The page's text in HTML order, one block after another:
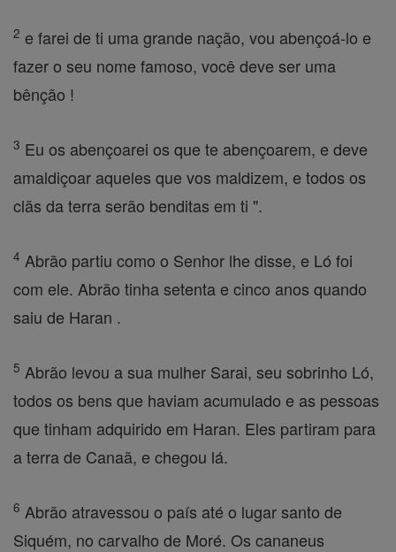
2 e farei de ti uma grande nação, vou abençoá-lo e
fazer o seu nome famoso, você deve ser uma
bênção !
3 Eu os abençoarei os que te abençoarem, e deve
amaldiçoar aqueles que vos maldizem, e todos os
clãs da terra serão benditas em ti ".
4 Abrão partiu como o Senhor lhe disse, e Ló foi
com ele. Abrão tinha setenta e cinco anos quando
saiu de Haran .
5 Abrão levou a sua mulher Sarai, seu sobrinho Ló,
todos os bens que haviam acumulado e as pessoas
que tinham adquirido em Haran. Eles partiram para
a terra de Canaã, e chegou lá.
6 Abrão atravessou o país até o lugar santo de
Siquém, no carvalho de Moré. Os cananeus